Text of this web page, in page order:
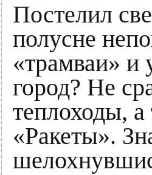
Постелил
полусне
«трамваи» и
город? Не
теплоходы,
«Ракеты».